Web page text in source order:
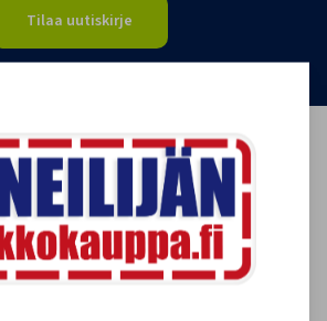
Tilaa uutiskirje